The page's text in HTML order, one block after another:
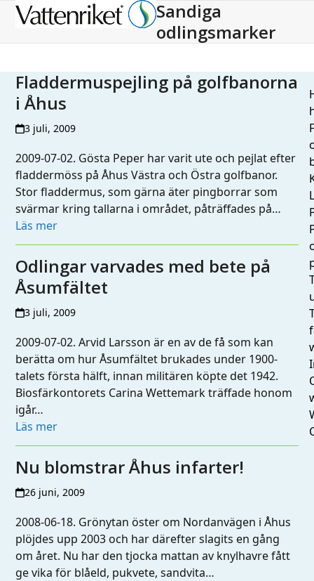
Open
Close
Sandiga
odlingsmarker
Fladdermuspejling på golfbanorna
i Åhus
3 juli, 2009
2009-07-02. Gösta Peper har varit ute och pejlat efter
fladdermöss på Åhus Västra och Östra golfbanor.
Stor fladdermus, som gärna äter pingborrar som
svärmar kring tallarna i området, påträffades på…
Läs mer
Odlingar varvades med bete på
Åsumfältet
3 juli, 2009
2009-07-02. Arvid Larsson är en av de få som kan
berätta om hur Åsumfältet brukades under 1900-
talets första hälft, innan militären köpte det 1942.
Biosfärkontorets Carina Wettemark träffade honom
igår…
Läs mer
Nu blomstrar Åhus infarter!
26 juni, 2009
2008-06-18. Grönytan öster om Nordanvägen i Åhus
plöjdes upp 2003 och har därefter slagits en gång
om året. Nu har den tjocka mattan av knylhavre fått
ge vika för blåeld, pukvete, sandvita…